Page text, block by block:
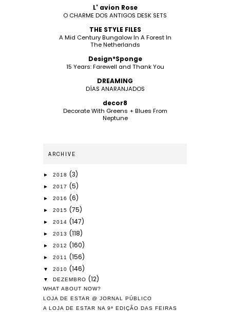
L' avion Rose
O CHARME DOS ANTIGOS DESK SETS
THE STYLE FILES
A Mid Century Bungalow In A Forest In
The Netherlands
Design*Sponge
15 Years: Farewell and Thank You
DREAMING
DÍAS ANARANJADOS
decor8
Decorate With Greens + Blues From
Neptune
ARCHIVE
► 2018 (3)
► 2017 (5)
► 2016 (6)
► 2015 (75)
► 2014 (147)
► 2013 (118)
► 2012 (160)
► 2011 (156)
▼ 2010 (146)
▼ DEZEMBRO (12)
WHAT ABOUT NOW?
LOJA DE ESTAR @ JORNAL PÚBLICO
A LOJA DE ESTAR NA 9ª EDIÇÃO DAS FEIRAS